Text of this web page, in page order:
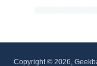
Copyright © 2026,